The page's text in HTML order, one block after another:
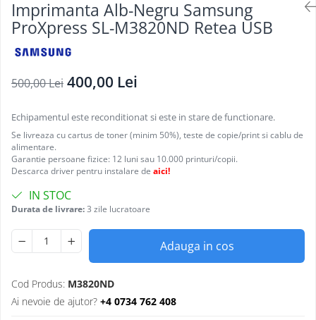
Imprimanta Alb-Negru Samsung
ProXpress SL-M3820ND Retea USB
500,00 Lei 400,00 Lei
Echipamentul este reconditionat si este in stare de functionare.
Se livreaza cu cartus de toner (minim 50%), teste de copie/print si cablu de
alimentare.
Garantie persoane fizice: 12 luni sau 10.000 printuri/copii.
Descarca driver pentru instalare de aici!
IN STOC
Durata de livrare:3 zile lucratoare
Adauga in cos
Cod Produs: M3820ND
Ai nevoie de ajutor? +4 0734 762 408